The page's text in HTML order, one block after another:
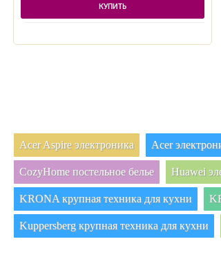
КУПИТЬ
Acer Aspire электроника Acer
CozyHome постельное белье Huawei
KRONA крупная техника для кухни
Kuppersberg крупная техника для кухни